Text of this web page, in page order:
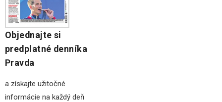
Objednajte si
predplatné denníka
Pravda
a získajte užitočné
informácie na každý deň